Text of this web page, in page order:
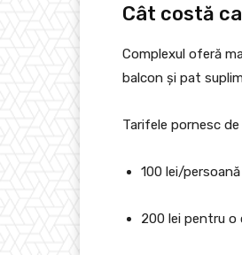
Cât costă
Complexul oferă
balcon și pat
Tarifele pornesc de
100 lei/
200 lei pentru o